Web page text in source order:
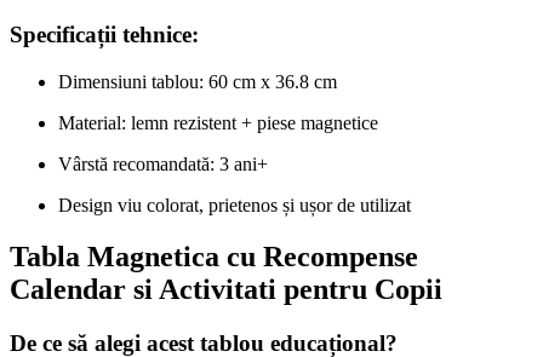
Specificații tehnice:
Dimensiuni tablou: 60 cm x 36.8 cm
Material: lemn rezistent + piese magnetice
Vârstă recomandată: 3 ani+
Design viu colorat, prietenos și ușor de utilizat
Tabla Magnetica cu Recompense
Calendar si Activitati pentru Copii
De ce să alegi acest tablou educațional?